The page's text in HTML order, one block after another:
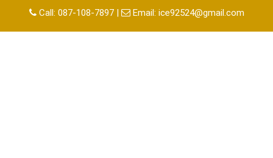
content
Call: 087-108-7897| Email: ice92524@gmail.com